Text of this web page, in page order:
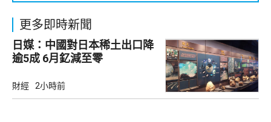
更多即時新聞
日媒：中國對日本稀土出口降
逾5成 6月釔減至零
財經 2小時前